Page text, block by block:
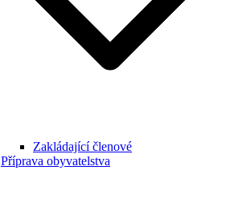
Zakládající členové
Příprava obyvatelstva